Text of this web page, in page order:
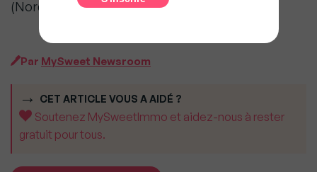
(Nord-Pas de Calais, Picardie).
Par MySweet Newsroom
CET ARTICLE VOUS A AIDÉ ?
Soutenez MySweetImmo et aidez-nous à rester
gratuit pour tous.